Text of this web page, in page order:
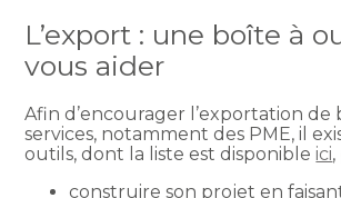
L’export : une boîte à
vous aider
Afin d’encourager l’exportation de
services, notamment des PME, il
outils, dont la liste est disponibleici
construire son projet en